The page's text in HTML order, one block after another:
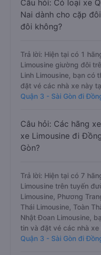
Câu hỏi: Có loại xe
Nai dành cho cặp
đôi không?
Trả lời: Hiện tại có 1
Limousine giường đôi
Linh Limousine, bạn có
đặt vé các nhà xe này
Quận 3 - Sài Gòn đi
Câu hỏi: Các hãng
xe Limousine đi
Gòn?
Trả lời: Hiện tại có 7
Limousine trên tuyến
Limousine, Phương
Thái Limousine, Toàn
Nhật Đoan Limousine,
tin và đặt vé các nhà
Quận 3 - Sài Gòn đi